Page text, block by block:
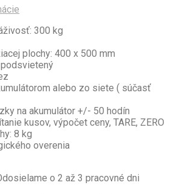
300 kg
plochy: 400 x 500 mm
podsvietený
alebo zo siete ( súčasť
na akumulátor +/- 50 hodín
kusov, výpočet ceny, TARE, ZERO
8 kg
overenia
o 2 až 3 pracovné dni